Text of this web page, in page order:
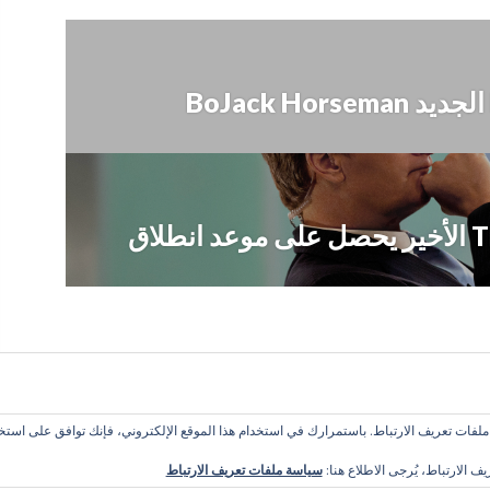
العربي 2016 ©
تعريف الارتباط. باستمرارك في استخدام هذا الموقع الإلكتروني، فإنك توافق على
الارتباط، يُرجى الاطلاع هنا:سياسة ملفات تعريف الارتباط